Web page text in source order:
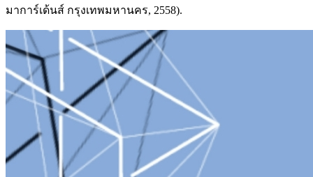
มาการ์เด้นส์ กรุงเทพมหานคร, 2558).